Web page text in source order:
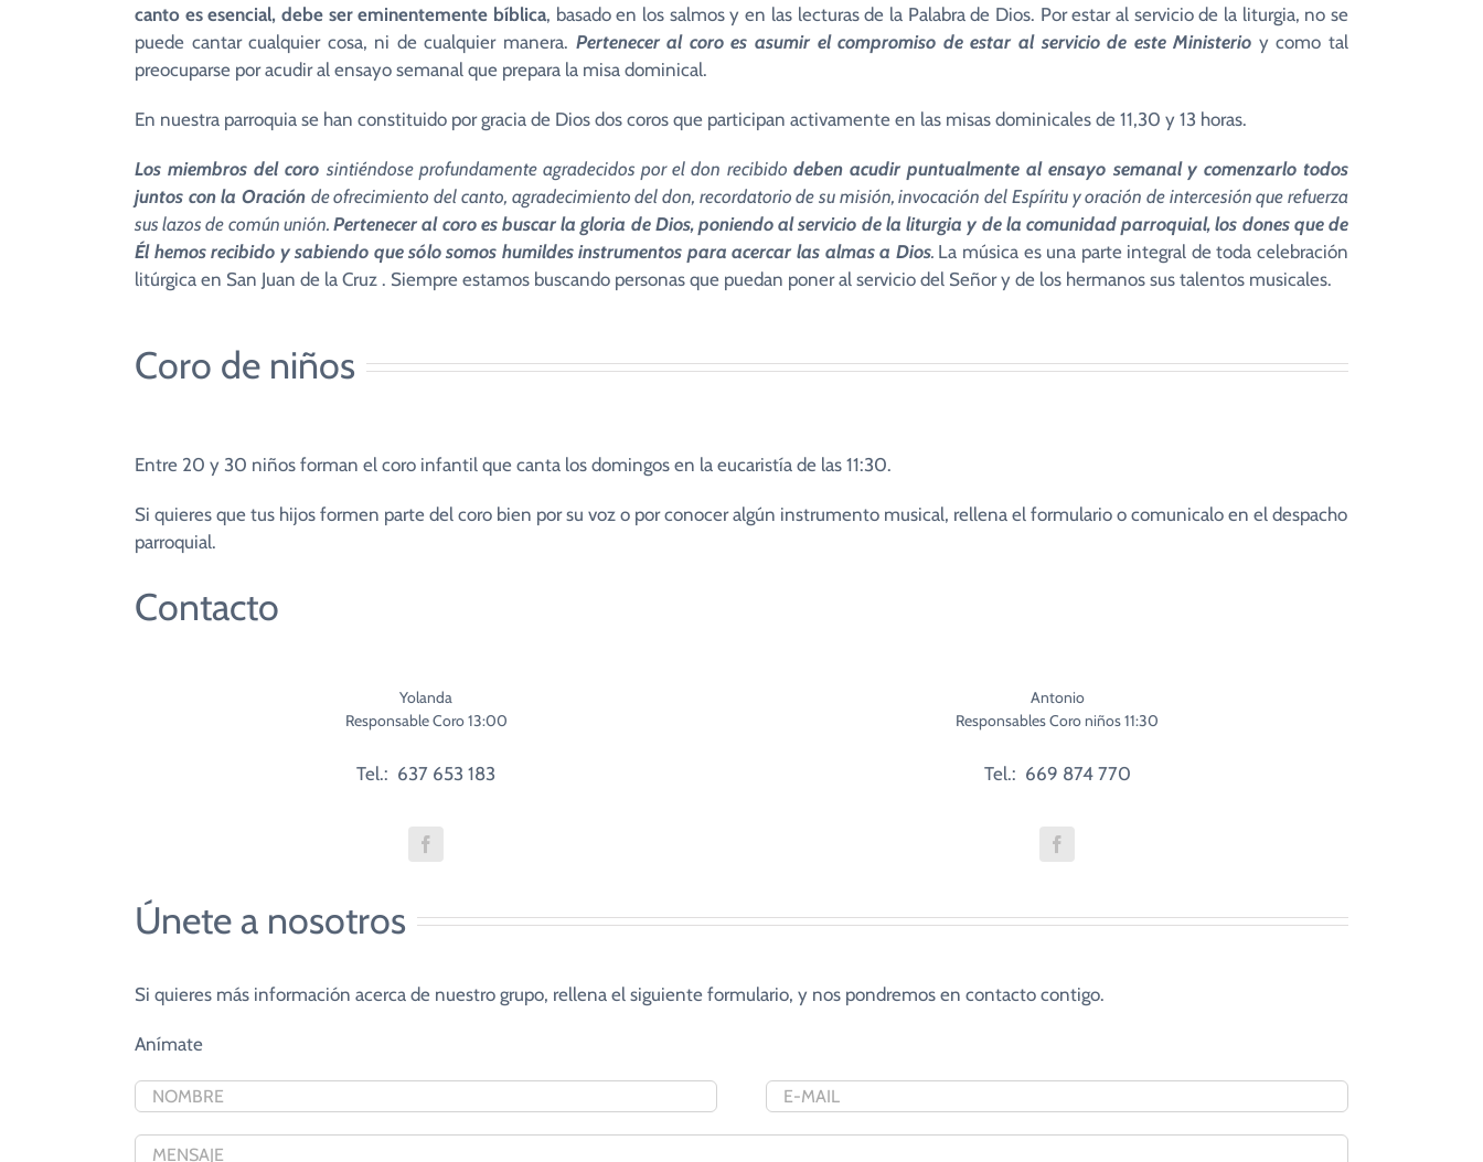
canto es esencial, debe ser eminentemente bíblica, basado en los salmos y en las lecturas de la Palabra de Dios. Por estar al servicio de la liturgia, no se
puede cantar cualquier cosa, ni de cualquier manera. Pertenecer al coro es asumir el compromiso de estar al servicio de este Ministerio y como tal
preocuparse por acudir al ensayo semanal que prepara la misa dominical.
En nuestra parroquia se han constituido por gracia de Dios dos coros que participan activamente en las misas dominicales de 11,30 y 13 horas.
Los miembros del coro sintiéndose profundamente agradecidos por el don recibido deben acudir puntualmente al ensayo semanal y comenzarlo todos
juntos con la Oración de ofrecimiento del canto, agradecimiento del don, recordatorio de su misión, invocación del Espíritu y oración de intercesión que refuerza
sus lazos de común unión.Pertenecer al coro es buscar la gloria de Dios, poniendo al servicio de la liturgia y de la comunidad parroquial, los dones que de
Él hemos recibido y sabiendo que sólo somos humildes instrumentos para acercar las almas a Dios. La música es una parte integral de toda celebración
litúrgica en San Juan de la Cruz . Siempre estamos buscando personas que puedan poner al servicio del Señor y de los hermanos sus talentos musicales.
Coro de niños
Entre 20 y 30 niños forman el coro infantil que canta los domingos en la eucaristía de las 11:30.
Si quieres que tus hijos formen parte del coro bien por su voz o por conocer algún instrumento musical, rellena el formulario o comunicalo en el despacho
parroquial.
Contacto
Yolanda
Responsable Coro 13:00
Tel.: 637 653 183
Antonio
Responsables Coro niños 11:30
Tel.: 669 874 770
Únete a nosotros
Si quieres más información acerca de nuestro grupo, rellena el siguiente formulario, y nos pondremos en contacto contigo.
Anímate